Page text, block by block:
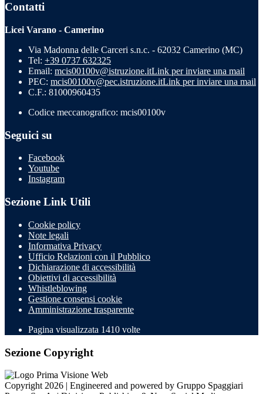
Contatti
Licei Varano - Camerino
Via Madonna delle Carceri s.n.c. - 62032 Camerino (MC)
Tel: +39 0737 632325
Email: mcis00100v@istruzione.itLink per inviare una mail
PEC: mcis00100v@pec.istruzione.itLink per inviare una mail
C.F.: 81000960435
Codice meccanografico: mcis00100v
Seguici su
Facebook
Youtube
Instagram
Sezione Link Utili
Cookie policy
Note legali
Informativa Privacy
Ufficio Relazioni con il Pubblico
Dichiarazione di accessibilità
Obiettivi di accessibilità
Whistleblowing
Gestione consensi cookie
Amministrazione trasparente
Pagina visualizzata 1410 volte
Sezione Copyright
Copyright 2026 | Engineered and powered by Gruppo Spaggiari